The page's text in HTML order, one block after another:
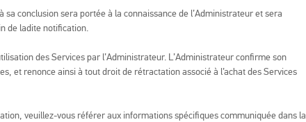
conclusion sera portée à la connaissance de l’Administrateur et sera
de ladite notification.
des Services par l’Administrateur. L’Administrateur confirme son
et renonce ainsi à tout droit de rétractation associé à l’achat des Services
veuillez-vous référer aux informations spécifiques communiquée dans la